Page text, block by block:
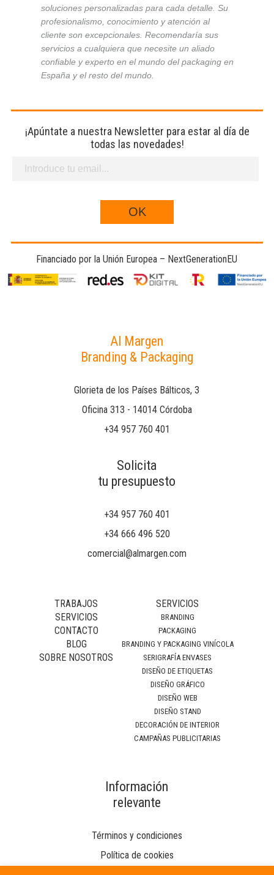
soluciones personalizadas para cada detalle. Su
profesionalismo, conocimiento y atención al
cliente son excepcionales. Recomendaría sus
servicios a cualquiera que necesite un aliado
confiable y experto en el mundo del packaging en
España y el resto del mundo.
¡Apúntate a nuestra Newsletter para estar al día de
todas las novedades!
Financiado por la Unión Europea – NextGenerationEU
Al Margen
Branding & Packaging
Glorieta de los Países Bálticos, 3
Oficina 313 - 14014 Córdoba
+34 957 760 401
Solicita
tu presupuesto
+34 957 760 401
+34 666 496 520
comercial@almargen.com
TRABAJOS
SERVICIOS
CONTACTO
BLOG
SOBRE NOSOTROS
SERVICIOS
BRANDING
PACKAGING
BRANDING Y PACKAGING VINÍCOLA
SERIGRAFÍA ENVASES
DISEÑO DE ETIQUETAS
DISEÑO GRÁFICO
DISEÑO WEB
DISEÑO STAND
DECORACIÓN DE INTERIOR
CAMPAÑAS PUBLICITARIAS
Información
relevante
Términos y condiciones
Política de cookies